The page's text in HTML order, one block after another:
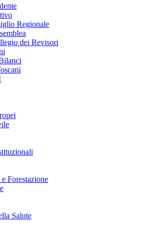
Regionale
dei Revisori
Forestazione
Salute